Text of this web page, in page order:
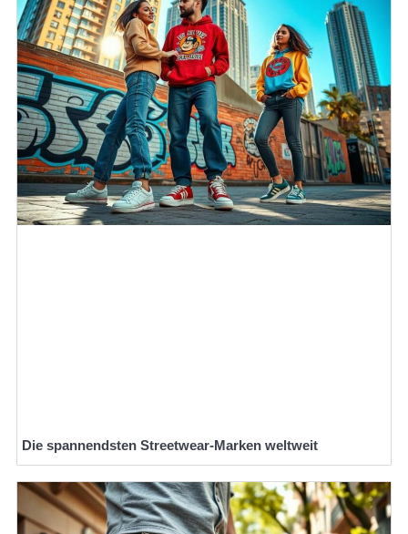
Die spannendsten Streetwear-Marken weltweit